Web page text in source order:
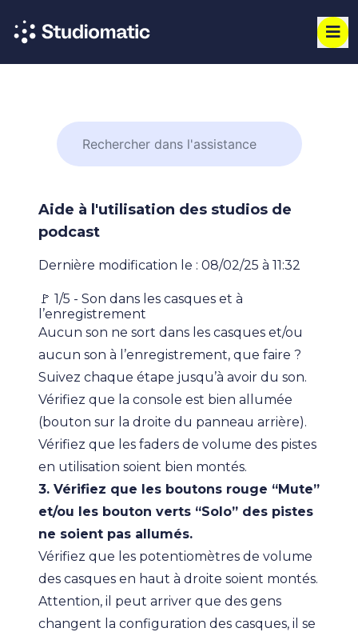
Aide à l'utilisation des studios de
podcast
Dernière modification le : 08/02/25 à 11:32
🚩 1/5 - Son dans les casques et à
l’enregistrement
Aucun son ne sort dans les casques et/ou
aucun son à l’enregistrement, que faire ?
Suivez chaque étape jusqu’à avoir du son.
Vérifiez que la console est bien allumée
(bouton sur la droite du panneau arrière).
Vérifiez que les faders de volume des pistes
en utilisation soient bien montés.
3. Vérifiez que les boutons rouge “Mute”
et/ou les bouton verts “Solo” des pistes
ne soient pas allumés.
Vérifiez que les potentiomètres de volume
des casques en haut à droite soient montés.
Attention, il peut arriver que des gens
changent la configuration des casques, il se